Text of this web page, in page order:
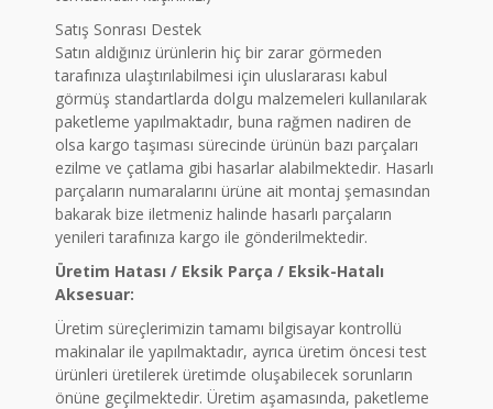
Satış Sonrası Destek
Satın aldığınız ürünlerin hiç bir zarar görmeden
tarafınıza ulaştırılabilmesi için uluslararası kabul
görmüş standartlarda dolgu malzemeleri kullanılarak
paketleme yapılmaktadır, buna rağmen nadiren de
olsa kargo taşıması sürecinde ürünün bazı parçaları
ezilme ve çatlama gibi hasarlar alabilmektedir. Hasarlı
parçaların numaralarını ürüne ait montaj şemasından
bakarak bize iletmeniz halinde hasarlı parçaların
yenileri tarafınıza kargo ile gönderilmektedir.
Üretim Hatası / Eksik Parça / Eksik-Hatalı
Aksesuar:
Üretim süreçlerimizin tamamı bilgisayar kontrollü
makinalar ile yapılmaktadır, ayrıca üretim öncesi test
ürünleri üretilerek üretimde oluşabilecek sorunların
önüne geçilmektedir. Üretim aşamasında, paketleme